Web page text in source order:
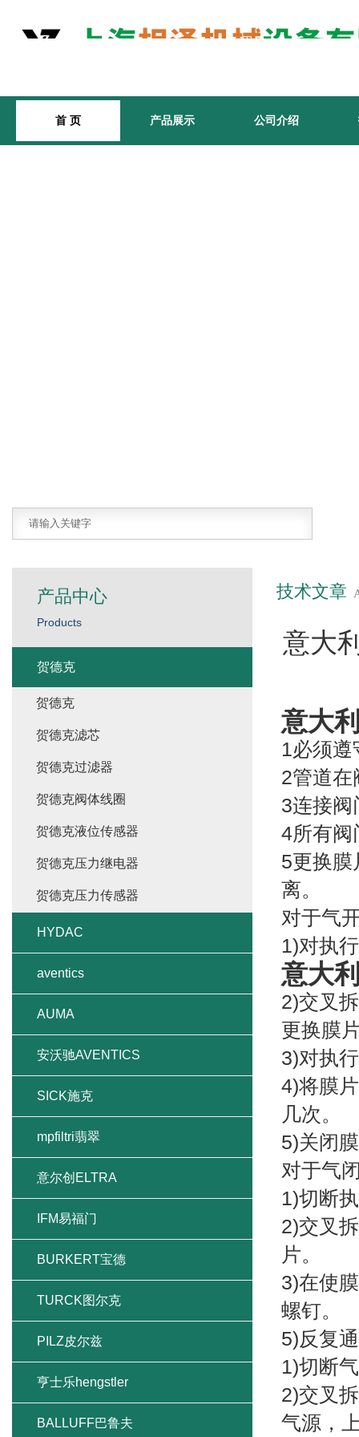
首 页 产品展示 公司介绍
技术文章
意大
意大
1必须
2管道在
3连接阀
4所有阀
5更换膜
离。
对于气
1)对执
意大
2)交叉
更换膜
3)对执
4)将膜
几次。
5)关闭
对于气
1)切断
2)交叉
片。
3)在使
螺钉。
5)反复
1)切断
2)交叉
气源，
产品中心
Products
贺德克
贺德克
贺德克滤芯
贺德克过滤器
贺德克阀体线圈
贺德克液位传感器
贺德克压力继电器
贺德克压力传感器
HYDAC
aventics
AUMA
安沃驰AVENTICS
SICK施克
mpfiltri翡翠
意尔创ELTRA
IFM易福门
BURKERT宝德
TURCK图尔克
PILZ皮尔兹
亨士乐hengstler
BALLUFF巴鲁夫